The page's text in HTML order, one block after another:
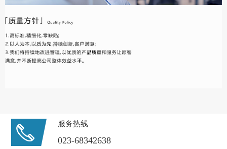
服务热线
023-68342638